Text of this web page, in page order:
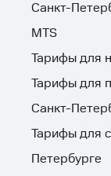
Санкт-
MTS
Тарифы для
Тарифы для
Санкт-
Тарифы для
Петербурге